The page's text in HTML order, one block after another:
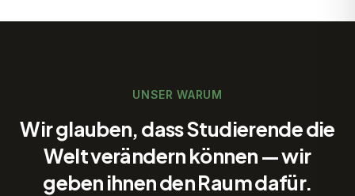
UNSER WARUM
Wir glauben, dass Studierende die
Welt verändern können — wir
geben ihnen den Raum dafür.